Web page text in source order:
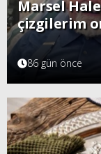
Marsel
çizgilerim
86 gün önce